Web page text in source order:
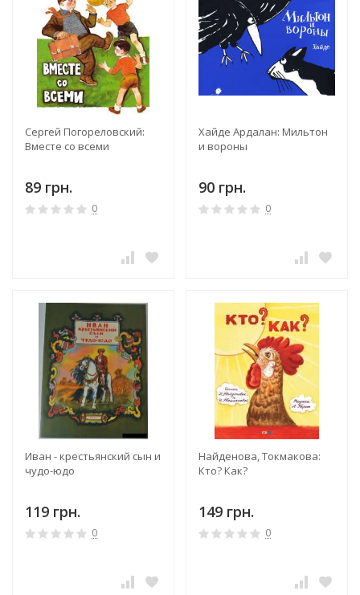
Сергей Погореловский:
Вместе со всеми
89 грн.
0
Хайде Ардалан: Мильтон
и вороны
90 грн.
0
Иван - крестьянский сын и
чудо-юдо
119 грн.
0
Найденова, Токмакова:
Кто? Как?
149 грн.
0